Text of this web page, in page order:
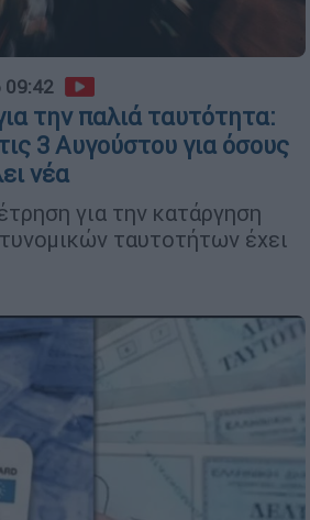
09:42
την παλιά ταυτότητα:
3 Αυγούστου για όσους
νέα
για την κατάργηση
ταυτοτήτων έχει